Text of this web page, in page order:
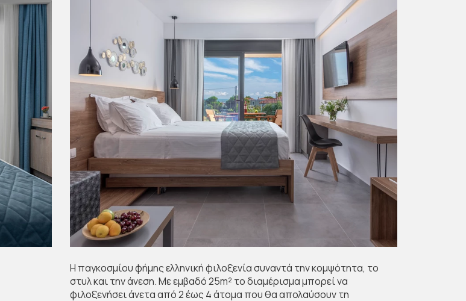
Η παγκοσμίου φήμης ελληνική φιλοξενία συναντά την κομψότητα, το
στυλ και την άνεση. Με εμβαδό 25m² το διαμέρισμα μπορεί να
φιλοξενήσει άνετα από 2 έως 4 άτομα που θα απολαύσουν τη